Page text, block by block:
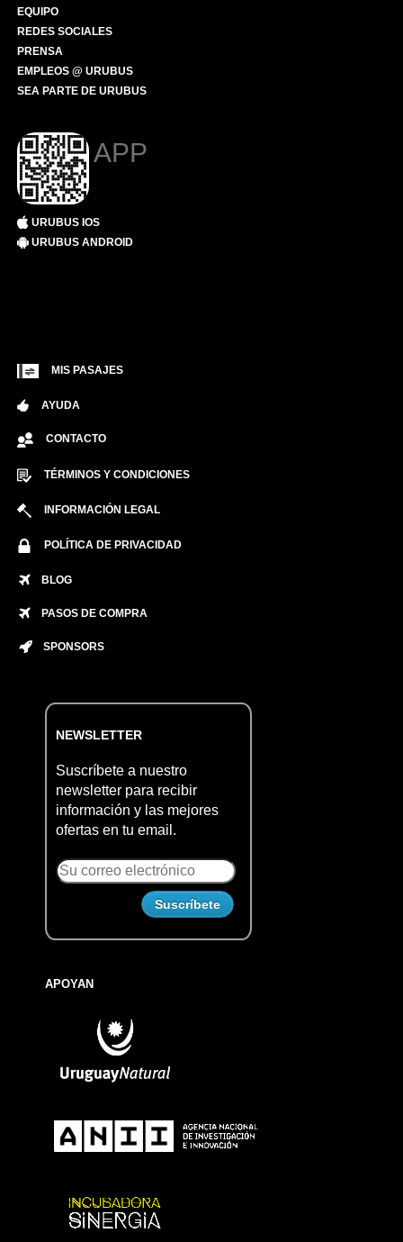
EQUIPO
REDES SOCIALES
PRENSA
EMPLEOS @ URUBUS
SEA PARTE DE URUBUS
APP
URUBUS IOS
URUBUS ANDROID
MIS PASAJES
AYUDA
CONTACTO
TÉRMINOS Y CONDICIONES
INFORMACIÓN LEGAL
POLÍTICA DE PRIVACIDAD
BLOG
PASOS DE COMPRA
SPONSORS
NEWSLETTER
Suscríbete a nuestro
newsletter para recibir
información y las mejores
ofertas en tu email.
APOYAN